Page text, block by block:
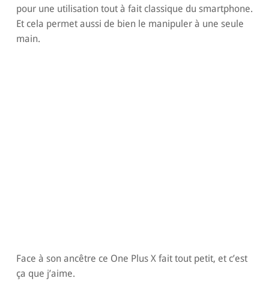
pour une utilisation tout à fait classique du smartphone.
Et cela permet aussi de bien le manipuler à une seule
main.
Face à son ancêtre ce One Plus X fait tout petit, et c’est
ça que j’aime.